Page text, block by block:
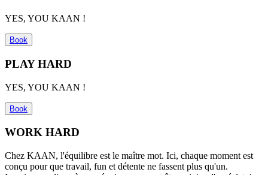
YES, YOU KAAN !
Book
PLAY HARD
YES, YOU KAAN !
Book
WORK HARD
Chez KAAN, l'équilibre est le maître mot. Ici, chaque moment est
conçu pour que travail, fun et détente ne fassent plus qu'un.